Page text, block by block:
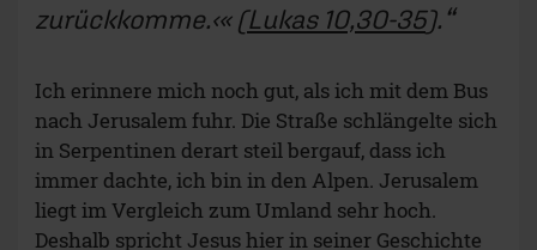
zurückkomme.‹«(Lukas 10,30-35).
Ich erinnere mich noch gut, als ich mit dem Bus
nach Jerusalem fuhr. Die Straße schlängelte sich
in Serpentinen derart steil bergauf, dass ich
immer dachte, ich bin in den Alpen. Jerusalem
liegt im Vergleich zum Umland sehr hoch.
Deshalb spricht Jesus hier in seiner Geschichte